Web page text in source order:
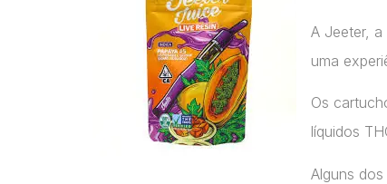
A Jeeter,
uma
Os
líquidos
Alguns